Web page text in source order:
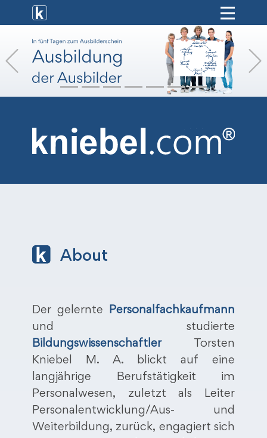
[ weiterbildung ]
[ onlinekurse ]
[ hr-service ]
[ shop ]
Previous
About
Der gelernte
Personalfachkaufmann
und studierte
Bildungswissenschaftler
Torsten
Kniebel M. A. blickt auf eine
langjährige Berufstätigkeit im
Personalwesen, zuletzt als Leiter
Personalentwicklung/Aus- und
Weiterbildung, zurück, engagiert sich